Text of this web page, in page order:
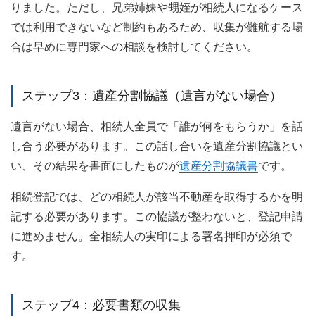
りました。ただし、兄弟姉妹や甥姪が相続人になるケース
では利用できないなど制約もあるため、収集が難航する場
合は早めに専門家への相談を検討してください。
ステップ3：遺産分割協議（遺言がない場合）
遺言がない場合、相続人全員で「誰が何をもらうか」を話
し合う必要があります。この話し合いを遺産分割協議とい
い、その結果を書面にしたものが遺産分割協議書です。
相続登記では、どの相続人が該当不動産を取得するかを明
記する必要があります。この協議が整わないと、登記申請
に進めません。全相続人の実印による署名押印が必須で
す。
ステップ4：必要書類の収集